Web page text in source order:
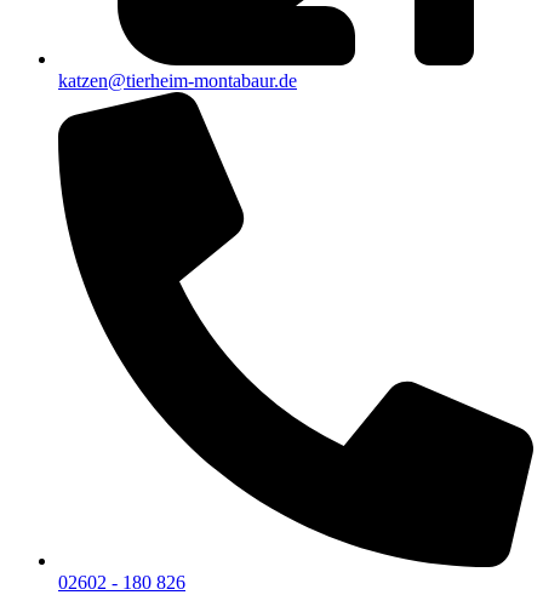
katzen@tierheim-montabaur.de
02602 - 180 826